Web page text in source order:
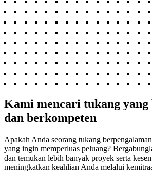
Kami mencari tukang yang
dan berkompeten
Apakah Anda seorang tukang
yang ingin memperluas peluang?
dan temukan lebih banyak proyek serta
meningkatkan keahlian Anda melalui